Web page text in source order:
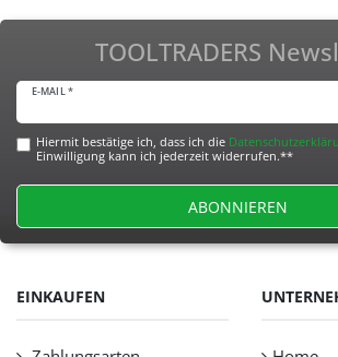
TOOLTRADERS
E-MAIL *
Hiermit bestätige ich, dass ich die
Einwilligung kann ich jederzeit widerrufen.**
ABONNIEREN
EINKAUFEN